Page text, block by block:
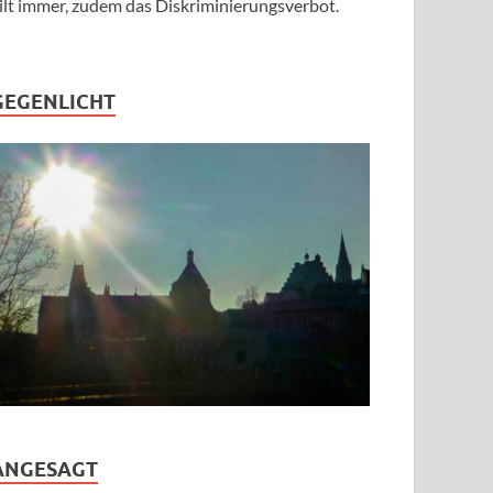
immer, zudem das Diskriminierungsverbot.